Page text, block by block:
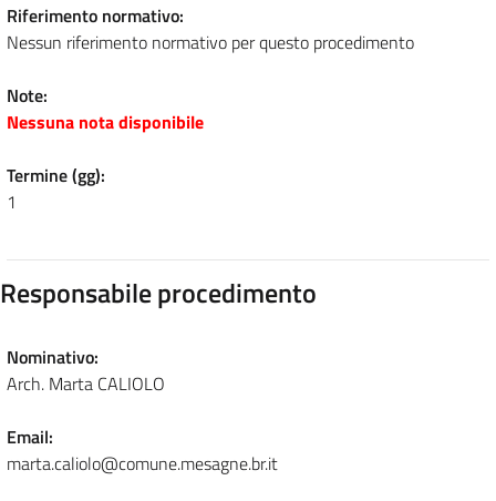
Riferimento normativo:
Nessun riferimento normativo per questo procedimento
Note:
Nessuna nota disponibile
Termine (gg):
1
Responsabile procedimento
Nominativo:
Arch. Marta CALIOLO
Email:
marta.caliolo@comune.mesagne.br.it